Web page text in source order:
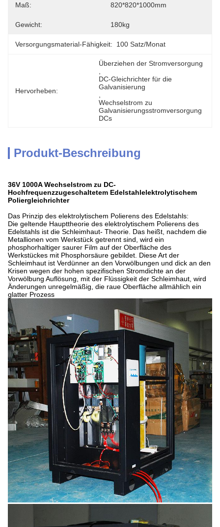
Maß: 820*820*1000mm
Gewicht: 180kg
Versorgungsmaterial-Fähigkeit: 100 Satz/Monat
Hervorheben:
Überziehen der Stromversorgung
DC-Gleichrichter für die
Galvanisierung
Wechselstrom zu
Galvanisierungsstromversorgung
DCs
Produkt-Beschreibung
36V 1000A Wechselstrom zu DC-
Hochfrequenzzugeschaltetem Edelstahlelektrolytischem
Poliergleichrichter
Das Prinzip des elektrolytischem Polierens des Edelstahls:
Die geltende Haupttheorie des elektrolytischem Polierens des
Edelstahls ist die Schleimhaut- Theorie. Das heißt, nachdem die
Metallionen vom Werkstück getrennt sind, wird ein
phosphorhaltiger saurer Film auf der Oberfläche des
Werkstückes mit Phosphorsäure gebildet. Diese Art der
Schleimhaut ist Verdünner an den Vorwölbungen und dick an den
Krisen wegen der hohen spezifischen Stromdichte an der
Vorwölbung Auflösung, mit der Flüssigkeit der Schleimhaut, wird
Änderungen unregelmäßig, die raue Oberfläche allmählich ein
glatter Prozess